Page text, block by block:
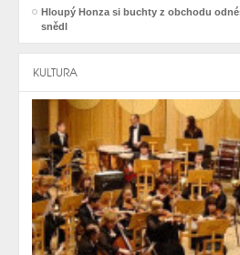
Hloupý Honza si buchty z obchodu
snědl
KULTURA